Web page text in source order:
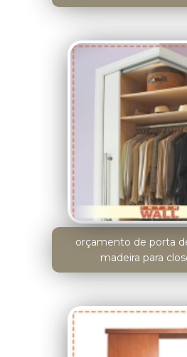
orçamento de porta
madeira para